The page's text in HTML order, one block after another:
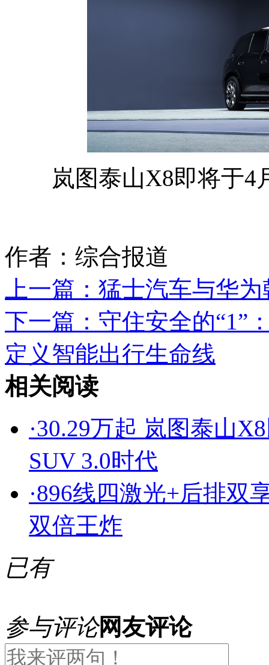
岚图泰山X8即将于4
作者：综合报道
上一篇： 猛士汽车与华
下一篇： 守住安全的“1”
定义智能出行生命线
相关阅读
·30.29万起 岚图泰山
SUV 3.0时代
·896线四激光+后排双
双倍王炸
已有
参与评论网友评论